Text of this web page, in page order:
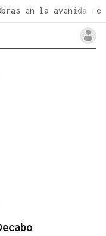
en la avenida de